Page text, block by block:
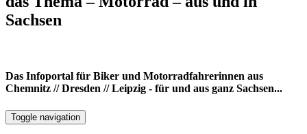
Sachsen
Das Infoportal für Biker und Motorradfahrerinnen aus
Chemnitz // Dresden // Leipzig - für und aus ganz Sachsen...
Toggle navigation